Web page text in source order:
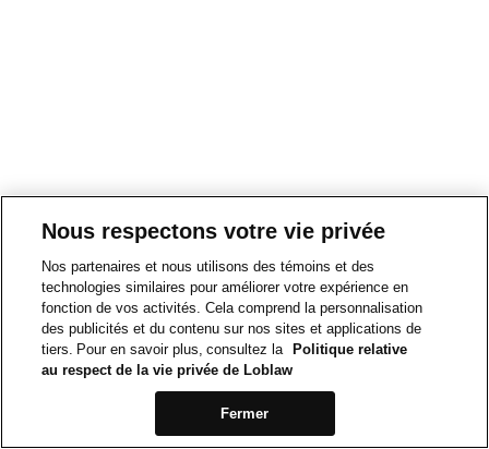
Nous respectons votre vie privée
Nos partenaires et nous utilisons des témoins et des
technologies similaires pour améliorer votre expérience en
fonction de vos activités. Cela comprend la personnalisation
des publicités et du contenu sur nos sites et applications de
tiers. Pour en savoir plus, consultez la
Politique relative
au respect de la vie privée de Loblaw
Fermer